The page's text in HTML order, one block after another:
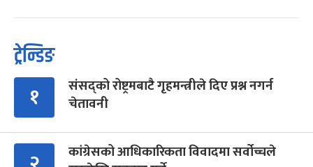
ट्रेन्डिङ
१
संसद्को रोष्ट्रमबाटै गृहमन्त्रीले दिए प्रश्न नगर्न
चेतावनी
कांग्रेसको आधिकारिकता विवादमा सर्वोच्चले